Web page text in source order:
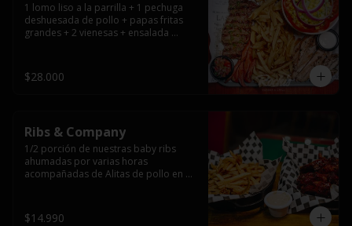
1 lomo liso a la parrilla + 1 pechuga
deshuesada de pollo + papas fritas
grandes + 2 vienesas + ensalada
$28.000
Ribs & Company
1/2 porción de nuestras baby ribs
ahumadas por varias horas
acompañadas de Alitas de pollo en
$14.990